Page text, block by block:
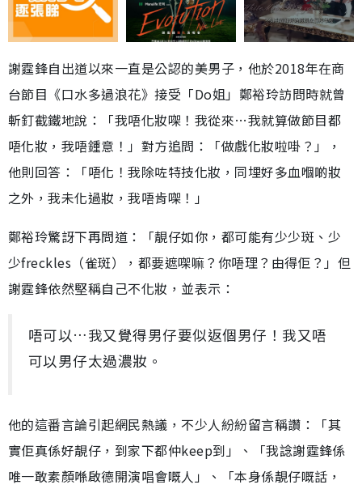
謝霆鋒自出道以來一直是公認的美男子，他於2018年在商
台節目《口水多過浪花》接受「Do姐」鄭裕玲訪問時就曾
斬釘截鐵地說：「我唔化妝㗎！我從來…我就算做節目都
唔化妝，我唔鍾意！」對方追問：「做戲化妝啦啩？」，
他則回答：「唔化！我除咗特技化妝，同埋好多血嗰啲妝
之外，我未化過妝，我唔肯㗎！」
鄭裕玲驚訝下再問道：「靚仔如你，都可能有少少斑、少
少freckles（雀斑），都要遮㗎嘛？你唔理？由得佢？」但
謝霆鋒依然堅稱自己不化妝，並表示：
唔可以…我又覺得男仔要似返個男仔！我又唔
可以男仔太過濃妝。
他的這番言論引起網民熱議，不少人紛紛留言稱讚：「其
實佢真係好靚仔，到家下都仲keep到」、「我諗謝霆鋒係
唯一敢素顏喺啟德開演唱會嘅人」、「本身係靚仔嘅話，